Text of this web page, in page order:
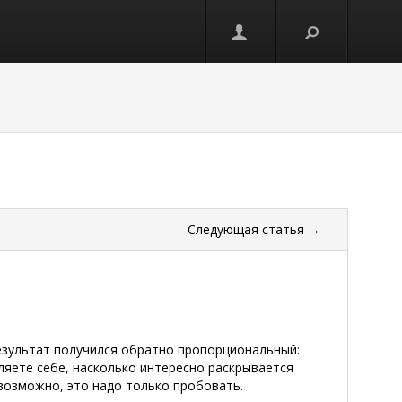
Следующая статья →
получился обратно пропорциональный:
себе, насколько интересно раскрывается
это надо только пробовать.